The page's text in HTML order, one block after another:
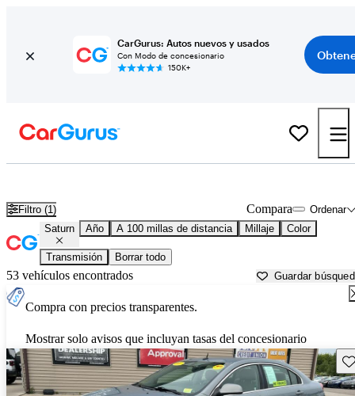
CarGurus: Autos nuevos y usados
Con Modo de concesionario
150K+
Filtro (1) Ordenar
Compara
Saturn Año A 100 millas de distancia Millaje Color
Transmisión Borrar todo
53 vehículos encontrados Guardar
Compra con precios transparentes.
Mostrar solo avisos que incluyan tasas del concesionario